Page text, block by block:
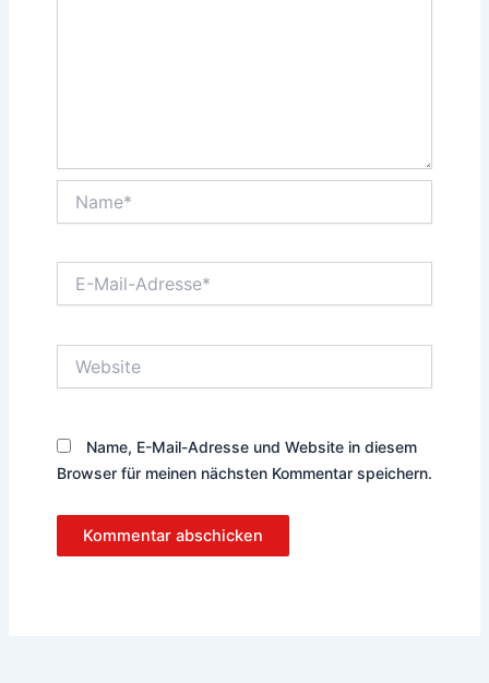
Mail-
Name, E-Mail-Adresse und Website in diesem
Browser für meinen nächsten Kommentar speichern.